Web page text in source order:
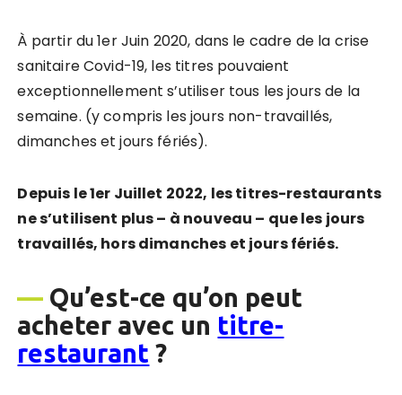
À partir du 1er Juin 2020, dans le cadre de la crise
sanitaire Covid-19, les titres pouvaient
exceptionnellement s’utiliser tous les jours de la
semaine. (y compris les jours non-travaillés,
dimanches et jours fériés).
Depuis le 1er Juillet 2022, les titres-restaurants
ne s’utilisent plus – à nouveau – que les jours
travaillés, hors dimanches et jours fériés.
— Qu’est-ce qu’on peut
acheter avec un titre-
restaurant ?